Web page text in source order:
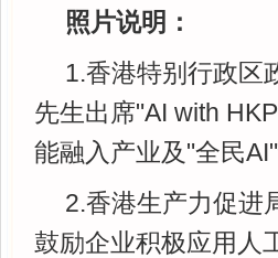
照片说明：
1.香港特别行政区
先生出席"AI with
能融入产业及"全民AI"
2.香港生产力促进
鼓励企业积极应用人